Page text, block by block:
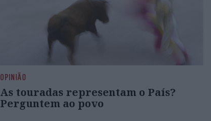
OPINIÃO
As touradas representam o País?
Perguntem ao povo